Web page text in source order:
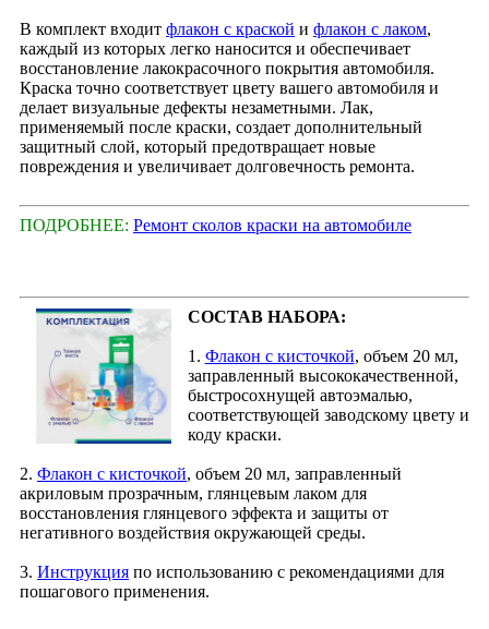
В комплект входит флакон с краской и флакон с лаком,
каждый из которых легко наносится и обеспечивает
восстановление лакокрасочного покрытия автомобиля.
Краска точно соответствует цвету вашего автомобиля и
делает визуальные дефекты незаметными. Лак,
применяемый после краски, создает дополнительный
защитный слой, который предотвращает новые
повреждения и увеличивает долговечность ремонта.
ПОДРОБНЕЕ: Ремонт сколов краски на автомобиле
СОСТАВ НАБОРА:
1. Флакон с кисточкой, объем 20 мл,
заправленный высококачественной,
быстросохнущей автоэмалью,
соответствующей заводскому цвету и
коду краски.
2. Флакон с кисточкой, объем 20 мл, заправленный
акриловым прозрачным, глянцевым лаком для
восстановления глянцевого эффекта и защиты от
негативного воздействия окружающей среды.
3. Инструкция по использованию с рекомендациями для
пошагового применения.